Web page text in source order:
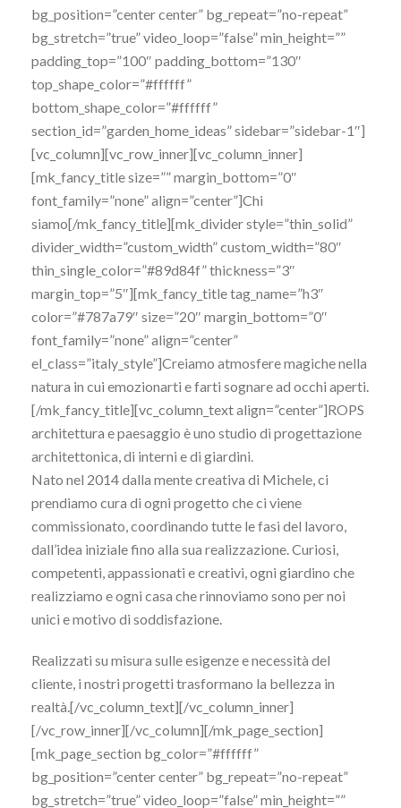
bg_position=”center center” bg_repeat=”no-repeat”
bg_stretch=”true” video_loop=”false” min_height=””
padding_top=”100″ padding_bottom=”130″
top_shape_color=”#ffffff”
bottom_shape_color=”#ffffff”
section_id=”garden_home_ideas” sidebar=”sidebar-1″]
[vc_column][vc_row_inner][vc_column_inner]
[mk_fancy_title size=”” margin_bottom=”0″
font_family=”none” align=”center”]Chi
siamo[/mk_fancy_title][mk_divider style=”thin_solid”
divider_width=”custom_width” custom_width=”80″
thin_single_color=”#89d84f” thickness=”3″
margin_top=”5″][mk_fancy_title tag_name=”h3″
color=”#787a79″ size=”20″ margin_bottom=”0″
font_family=”none” align=”center”
el_class=”italy_style”]Creiamo atmosfere magiche nella
natura in cui emozionarti e farti sognare ad occhi aperti.
[/mk_fancy_title][vc_column_text align=”center”]ROPS
architettura e paesaggio è uno studio di progettazione
architettonica, di interni e di giardini.
Nato nel 2014 dalla mente creativa di Michele, ci
prendiamo cura di ogni progetto che ci viene
commissionato, coordinando tutte le fasi del lavoro,
dall’idea iniziale fino alla sua realizzazione. Curiosi,
competenti, appassionati e creativi, ogni giardino che
realizziamo e ogni casa che rinnoviamo sono per noi
unici e motivo di soddisfazione.
Realizzati su misura sulle esigenze e necessità del
cliente, i nostri progetti trasformano la bellezza in
realtà.[/vc_column_text][/vc_column_inner]
[/vc_row_inner][/vc_column][/mk_page_section]
[mk_page_section bg_color=”#ffffff”
bg_position=”center center” bg_repeat=”no-repeat”
bg_stretch=”true” video_loop=”false” min_height=””